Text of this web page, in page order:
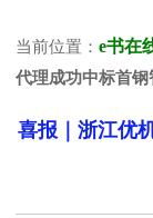
当前位置：e书在
代理成功中标首钢
喜报｜浙江优